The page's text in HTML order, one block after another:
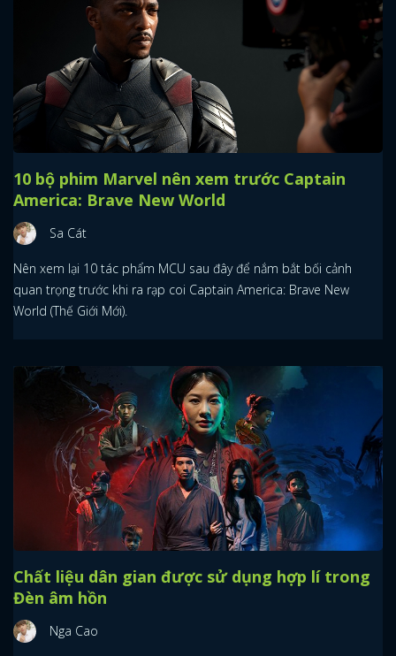
10 bộ phim Marvel nên xem trước Captain
America: Brave New World
Sa Cát
Nên xem lại 10 tác phẩm MCU sau đây để nắm bắt bối cảnh
quan trọng trước khi ra rạp coi Captain America: Brave New
World (Thế Giới Mới).
Chất liệu dân gian được sử dụng hợp lí trong
Đèn âm hồn
Nga Cao